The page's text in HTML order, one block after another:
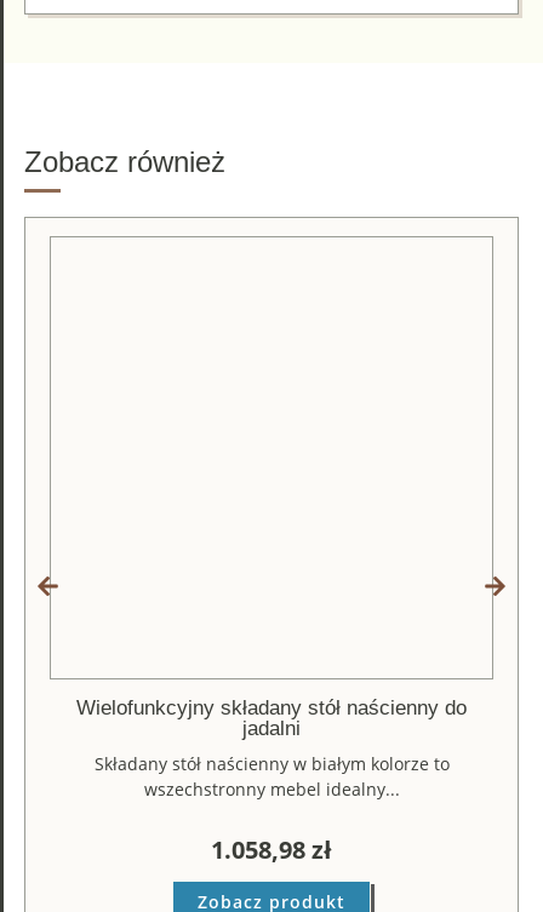
Zobacz również
Wielofunkcyjny składany stół naścienny do
jadalni
Składany stół naścienny w białym kolorze to
wszechstronny mebel idealny...
1.058,98zł
Zobacz produkt